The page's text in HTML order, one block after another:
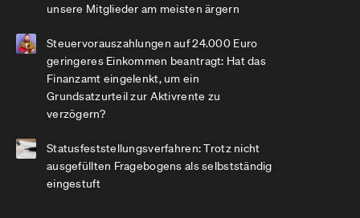
unsere Mitglieder am meisten ärgern
Steuervorauszahlungen auf 24.000 Euro
geringeres Einkommen beantragt: Hat das
Finanzamt eingelenkt, um ein
Grundsatzurteil zur Aktivrente zu
verzögern?
Statusfeststellungsverfahren: Trotz nicht
ausgefüllten Fragebogens als selbstständig
eingestuft